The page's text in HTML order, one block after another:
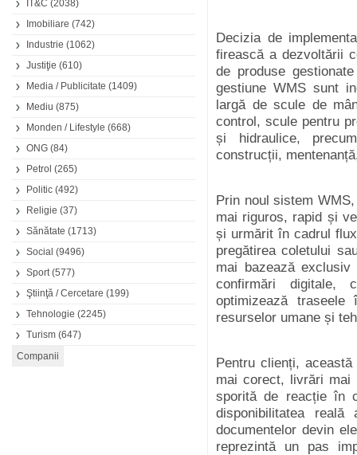
IT&C (2038)
Imobiliare (742)
Industrie (1062)
Justiţie (610)
Media / Publicitate (1409)
Mediu (875)
Monden / Lifestyle (668)
ONG (84)
Petrol (265)
Politic (492)
Religie (37)
Sănătate (1713)
Social (9496)
Sport(577)
Ştiinţă / Cercetare (199)
Tehnologie (2245)
Turism (647)
Decizia de
firească a dezvoltării
de produse
gestiune WMS sunt
largă de scule de
control, scule pentru
și hidraulice,
construcții,
Prin noul sistem
mai riguros, rapid și
și urmărit în cadrul
pregătirea coletului
mai bazează
confirmări digitale,
optimizează
resurselor umane și
Pentru clienți,
mai corect, livrări mai
sporită de reacție în
disponibilitatea
documentelor devin
reprezintă un pas